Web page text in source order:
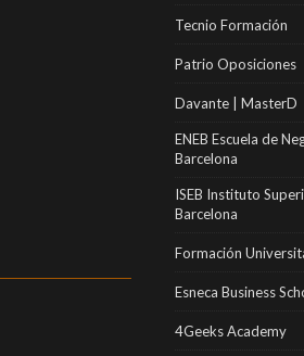
Tecnio Formación
Patrio Oposiciones
Davante | MasterD
ENEB Escuela de
Barcelona
ISEB Instituto
Barcelona
Formación
Esneca Business
4Geeks Academy